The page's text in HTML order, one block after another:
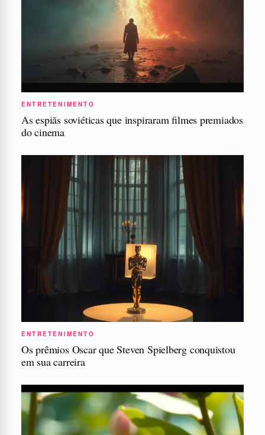
ENTRETENIMENTO
As espiãs soviéticas que inspiraram filmes premiados
do cinema
ENTRETENIMENTO
Os prêmios Oscar que Steven Spielberg conquistou
em sua carreira